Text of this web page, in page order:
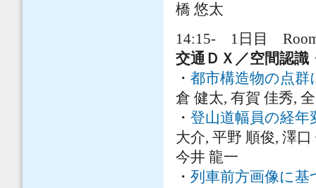
橋 悠太
14:15- 1日目
交通ＤＸ／空間認
・ 都市構造物の点群
倉 健太, 有賀 佳秀,
・ 登山道幅員の経
大介, 平野 順俊, 澤
今井 龍一
・ 列車前方画像に